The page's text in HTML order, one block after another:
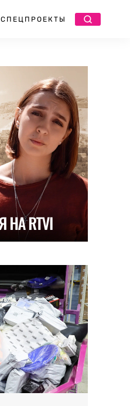
СПЕЦПРОЕКТЫ